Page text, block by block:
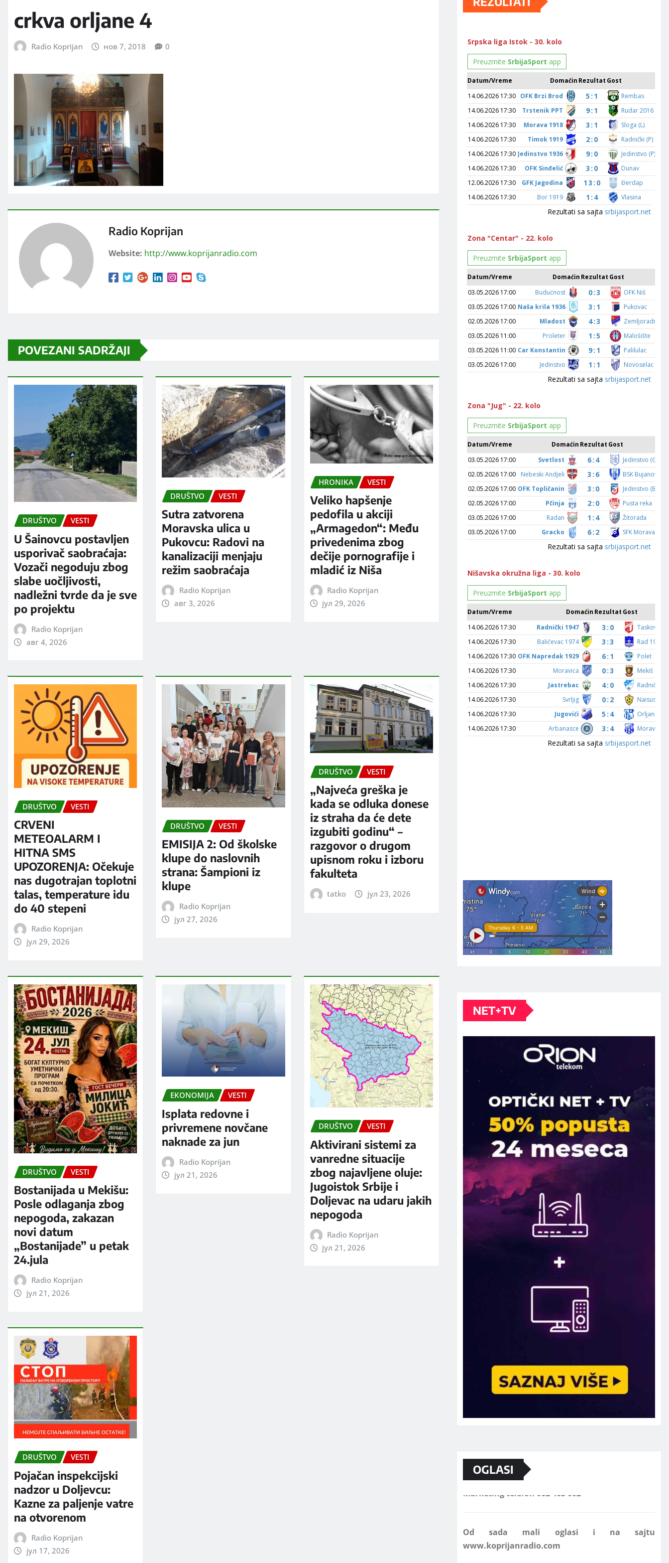
crkva orljane 4
Radio Koprijan нов 7, 2018 0
Radio Koprijan
Website: http://www.koprijanradio.com
POVEZANI SADRŽAJI
DRUŠTVO VESTI
U Šainovcu postavljen
usporivač saobraćaja:
Vozači negoduju zbog
slabe uočljivosti,
nadležni tvrde da je sve
po projektu
Radio Koprijan
авг 4, 2026
DRUŠTVO VESTI
Sutra zatvorena
Moravska ulica u
Pukovcu: Radovi na
kanalizaciji menjaju
režim saobraćaja
Radio Koprijan
авг 3, 2026
HRONIKA VESTI
Veliko hapšenje
pedofila u akciji
„Armagedon“: Među
privedenima zbog
dečije pornografije i
mladić iz Niša
Radio Koprijan
јул 29, 2026
DRUŠTVO VESTI
CRVENI
METEOALARM I
HITNA SMS
UPOZORENJA: Očekuje
nas dugotrajan toplotni
talas, temperature idu
do 40 stepeni
Radio Koprijan
јул 29, 2026
DRUŠTVO VESTI
EMISIJA 2: Od školske
klupe do naslovnih
strana: Šampioni iz
klupe
Radio Koprijan
јул 27, 2026
DRUŠTVO VESTI
„Najveća greška je
kada se odluka donese
iz straha da će dete
izgubiti godinu“ –
razgovor o drugom
upisnom roku i izboru
fakulteta
tatko јул 23, 2026
DRUŠTVO VESTI
Bostanijada u Mekišu:
Posle odlaganja zbog
nepogoda, zakazan
novi datum
„Bostanijade” u petak
24.jula
Radio Koprijan
јул 21, 2026
EKONOMIJA VESTI
Isplata redovne i
privremene novčane
naknade za jun
Radio Koprijan
јул 21, 2026
DRUŠTVO VESTI
Aktivirani sistemi za
vanredne situacije
zbog najavljene oluje:
Jugoistok Srbije i
Doljevac na udaru jakih
nepogoda
Radio Koprijan
јул 21, 2026
DRUŠTVO VESTI
Pojačan inspekcijski
nadzor u Doljevcu:
Kazne za paljenje vatre
na otvorenom
Radio Koprijan
јул 17, 2026
NET+TV
OGLASI
Marketing telefon 062 463 002
www.koprijanradio.com